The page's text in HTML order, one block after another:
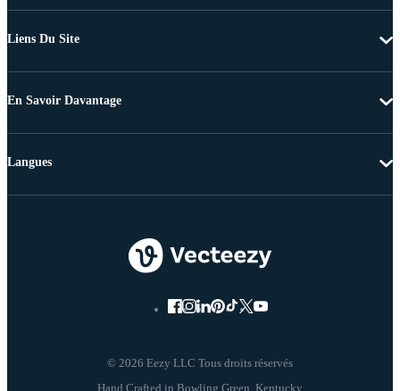
Liens Du Site
En Savoir Davantage
© 2026 Eezy LLC Tous droits réservés
Langues